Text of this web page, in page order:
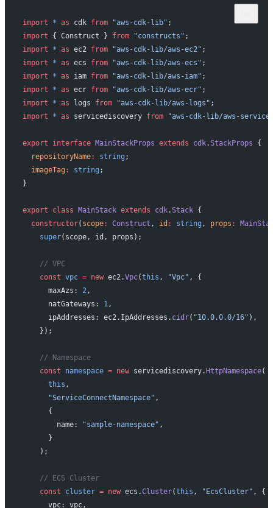
import * as cdk from "aws-cdk-lib" ;
import { Construct } from "constructs" ;
import * as ec2 from "aws-cdk-lib/aws-ec2" ;
import * as ecs from "aws-cdk-lib/aws-ecs" ;
import * as iam from "aws-cdk-lib/aws-iam" ;
import * as ecr from "aws-cdk-lib/aws-ecr" ;
import * as logs from "aws-cdk-lib/aws-logs" ;
import * as servicediscovery from "aws-cdk-lib/aws-
export interface MainStackProps extends cdk.StackProps {
  repositoryName
: string ;
  imageTag
: string ;
}
export class MainStack extends cdk.Stack {
  constructor
( scope: Construct , id : string , props :
    super
(scope, id, props);
    // VPC
    const
vpc = new ec2.Vpc(this , "Vpc" , {
      maxAzs:
2,
      natGateways:
1,
      ipAddresses: ec2.IpAddresses.
cidr( "10.0.0.0/16" ),
    });
    // Namespace
    const
namespace = new servicediscovery. HttpNamespace(
      this
,
      "ServiceConnectNamespace"
,
      {
        name:
"sample-namespace" ,
      }
    );
    // ECS Cluster
    const
cluster = new ecs.Cluster(this , "EcsCluster" , {
      vpc: vpc,